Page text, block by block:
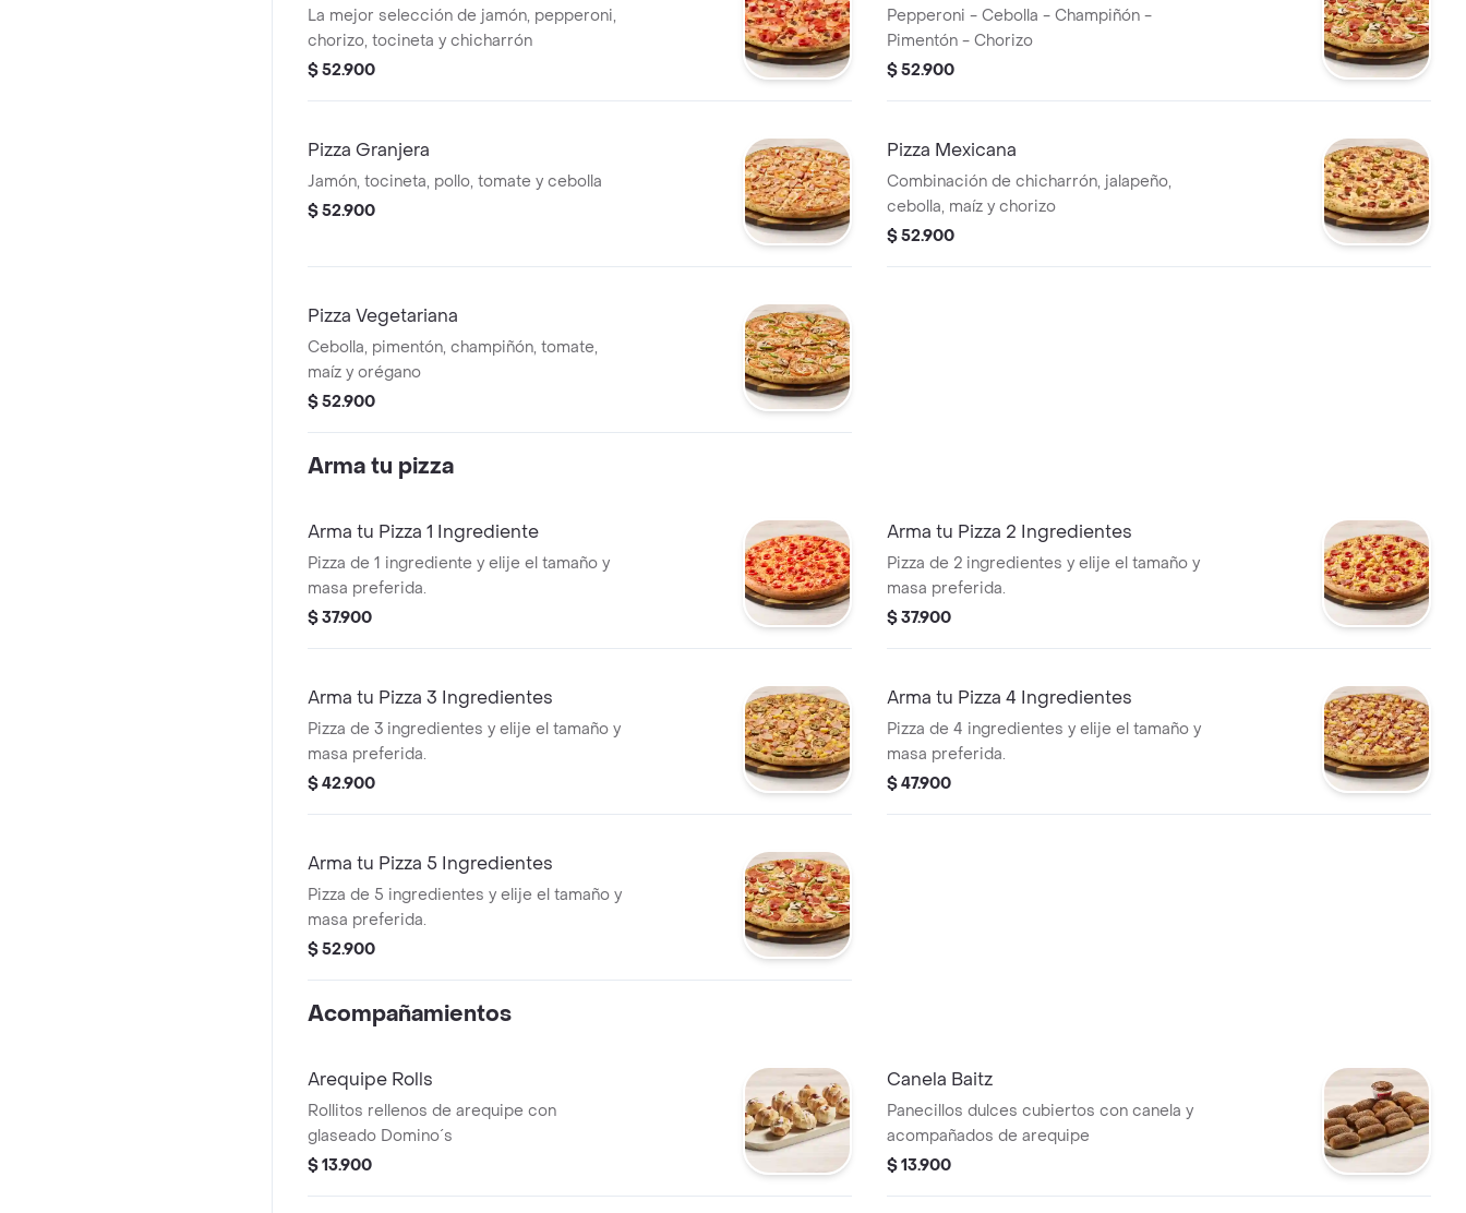
La mejor selección de jamón, pepperoni,
chorizo, tocineta y chicharrón
$ 52.900
Pepperoni - Cebolla - Champiñón -
Pimentón - Chorizo
$ 52.900
Pizza Granjera
Jamón, tocineta, pollo, tomate y cebolla
$ 52.900
Pizza Mexicana
Combinación de chicharrón, jalapeño,
cebolla, maíz y chorizo
$ 52.900
Pizza Vegetariana
Cebolla, pimentón, champiñón, tomate,
maíz y orégano
$ 52.900
Arma tu pizza
Arma tu Pizza 1 Ingrediente
Pizza de 1 ingrediente y elije el tamaño y
masa preferida.
$ 37.900
Arma tu Pizza 2 Ingredientes
Pizza de 2 ingredientes y elije el tamaño y
masa preferida.
$ 37.900
Arma tu Pizza 3 Ingredientes
Pizza de 3 ingredientes y elije el tamaño y
masa preferida.
$ 42.900
Arma tu Pizza 4 Ingredientes
Pizza de 4 ingredientes y elije el tamaño y
masa preferida.
$ 47.900
Arma tu Pizza 5 Ingredientes
Pizza de 5 ingredientes y elije el tamaño y
masa preferida.
$ 52.900
Acompañamientos
Arequipe Rolls
Rollitos rellenos de arequipe con
glaseado Domino´s
$ 13.900
Canela Baitz
Panecillos dulces cubiertos con canela y
acompañados de arequipe
$ 13.900